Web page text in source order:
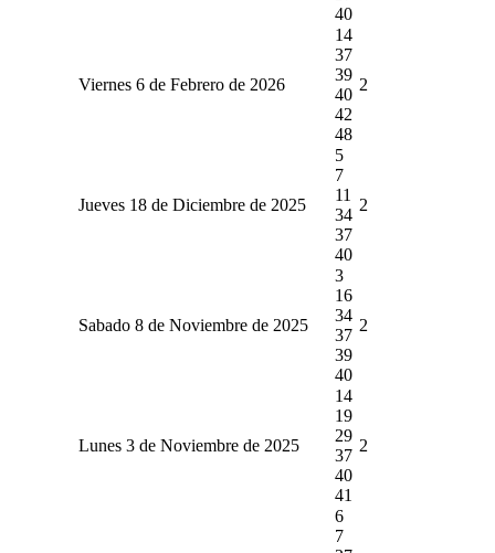
40
Viernes 6 de Febrero de 2026
14
37
39
40
42
48
2
Jueves 18 de Diciembre de 2025
5
7
11
34
37
40
2
Sabado 8 de Noviembre de 2025
3
16
34
37
39
40
2
Lunes 3 de Noviembre de 2025
14
19
29
37
40
41
2
6
7